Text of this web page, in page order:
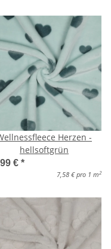
Herzen -
hellsoftgrün
€ *
7,58 € pro 1 m2